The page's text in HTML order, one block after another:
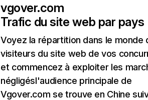
vgover.com
Trafic du site web par pays
Voyez la répartition dans le monde
visiteurs du site web de vos
et commencez à exploiter les
négligésl'audience principale de
Vgover.com se trouve en Chine